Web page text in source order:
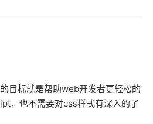
目标就是帮助web开发者更轻松的
，也不需要对css样式有深入的了